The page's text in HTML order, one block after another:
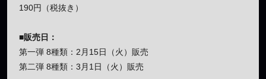
190円（税抜き）
■販売日：
第一弾 8種類：2月15日（火）販売
第二弾 8種類：3月1日（火）販売